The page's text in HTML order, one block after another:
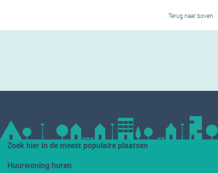
Terug naar boven
Zoek hier in de meest populaire plaatsen
Huurwoning huren